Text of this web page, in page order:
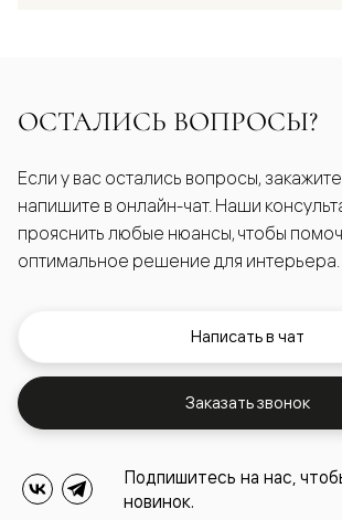
ОСТАЛИСЬ ВОПРОСЫ?
Если у вас остались вопросы,
напишите в онлайн-чат. Наши
прояснить любые нюансы, чтобы
оптимальное решение для интерьера.
Написать в чат
Заказать звонок
Подпишитесь на нас,
новинок.